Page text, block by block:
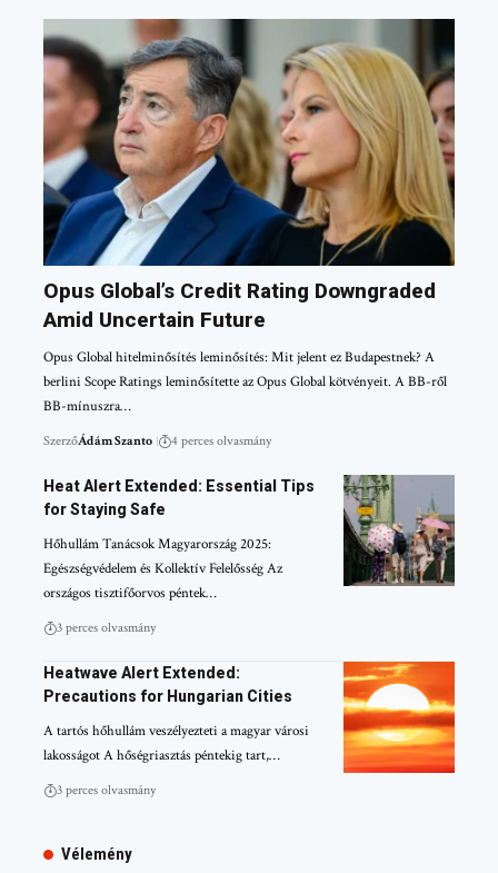
Opus Global’s Credit Rating Downgraded
Amid Uncertain Future
Opus Global hitelminősítés leminősítés: Mit jelent ez Budapestnek? A
berlini Scope Ratings leminősítette az Opus Global kötvényeit. A BB-ről
BB-mínuszra…
SzerzőÁdám Szanto 4 perces olvasmány
Heat Alert Extended: Essential Tips
for Staying Safe
Hőhullám Tanácsok Magyarország 2025:
Egészségvédelem és Kollektív Felelősség Az
országos tisztifőorvos péntek…
3 perces olvasmány
Heatwave Alert Extended:
Precautions for Hungarian Cities
A tartós hőhullám veszélyezteti a magyar városi
lakosságot A hőségriasztás péntekig tart,…
3 perces olvasmány
Vélemény